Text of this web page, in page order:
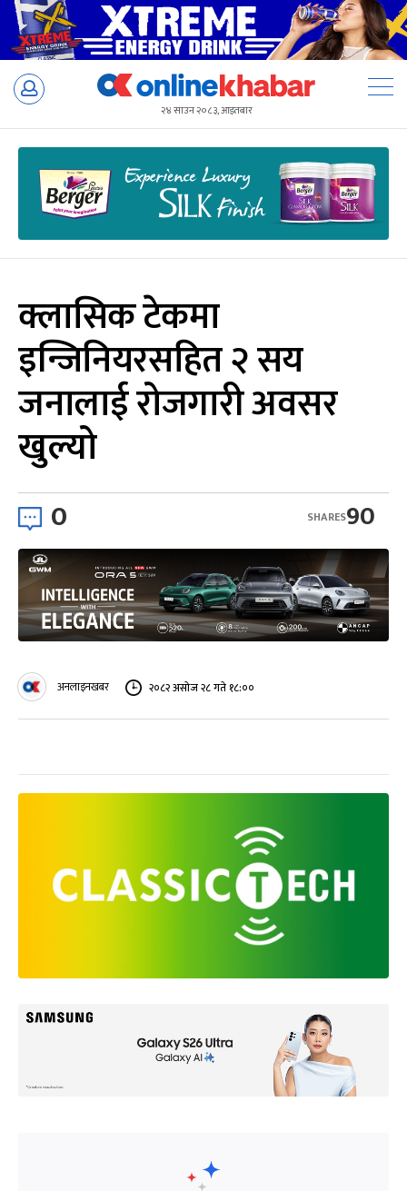
Skip
२४ साउन २०८३, आइतबार
क्लासिक टेकमा
इन्जिनियरसहित २ सय
जनालाई रोजगारी अवसर
खुल्यो
0 90
SHARES
अनलाइनखबर २०८२ असोज २८ गते १८:००